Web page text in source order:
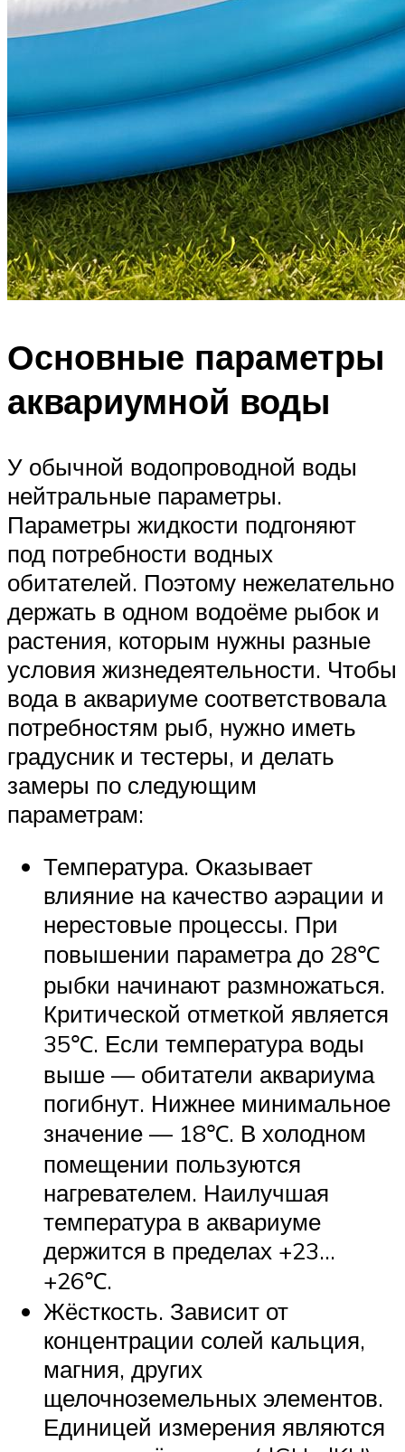
Основные параметры
аквариумной воды
У обычной водопроводной воды
нейтральные параметры.
Параметры жидкости подгоняют
под потребности водных
обитателей. Поэтому нежелательно
держать в одном водоёме рыбок и
растения, которым нужны разные
условия жизнедеятельности. Чтобы
вода в аквариуме соответствовала
потребностям рыб, нужно иметь
градусник и тестеры, и делать
замеры по следующим
параметрам:
Температура. Оказывает
влияние на качество аэрации и
нерестовые процессы. При
повышении параметра до 28℃
рыбки начинают размножаться.
Критической отметкой является
35℃. Если температура воды
выше — обитатели аквариума
погибнут. Нижнее минимальное
значение — 18℃. В холодном
помещении пользуются
нагревателем. Наилучшая
температура в аквариуме
держится в пределах +23…
+26℃.
Жёсткость. Зависит от
концентрации солей кальция,
магния, других
щелочноземельных элементов.
Единицей измерения являются